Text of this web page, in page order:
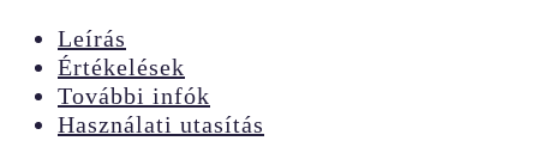
Leírás
Értékelések
További infók
Használati utasítás